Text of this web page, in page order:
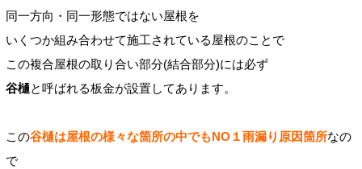
同一方向・同一形態ではない屋根を
いくつか組み合わせて施工されている屋根のことで
この複合屋根の取り合い部分(結合部分)には必ず
谷樋と呼ばれる板金が設置してあります。
この谷樋は屋根の様々な箇所の中でもNO１雨漏り原因箇所なの
で